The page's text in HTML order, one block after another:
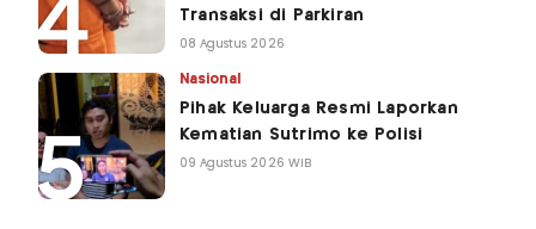
Transaksi di Parkiran
08 Agustus 2026
Nasional
Pihak Keluarga Resmi Laporkan
Kematian Sutrimo ke Polisi
09 Agustus 2026 WIB